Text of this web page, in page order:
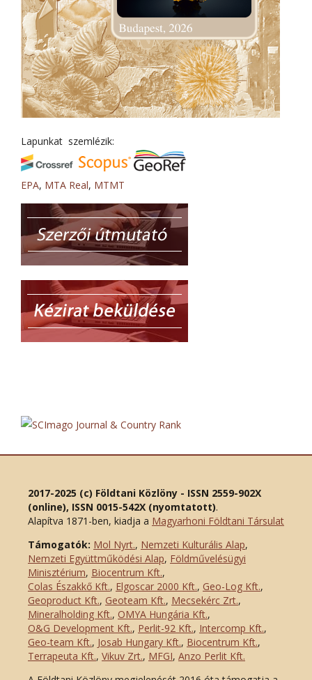
Lapunkat szemlézik:
EPA, MTA Real, MTMT
2017-2025 (c) Földtani Közlöny - ISSN 2559-902X
(online), ISSN 0015-542X (nyomtatott).
Alapítva 1871-ben, kiadja a Magyarhoni Földtani Társulat
Támogatók: Mol Nyrt., Nemzeti Kulturális Alap,
Nemzeti Együttműködési Alap, Földművelésügyi
Minisztérium, Biocentrum Kft.,
Colas Északkő Kft., Elgoscar 2000 Kft., Geo-Log Kft.,
Geoproduct Kft., Geoteam Kft., Mecsekérc Zrt.,
Mineralholding Kft., OMYA Hungária Kft.,
O&G Development Kft., Perlit-92 Kft., Intercomp Kft.,
Geo-team Kft., Josab Hungary Kft., Biocentrum Kft.,
Terrapeuta Kft., Vikuv Zrt., MFGI, Anzo Perlit Kft.